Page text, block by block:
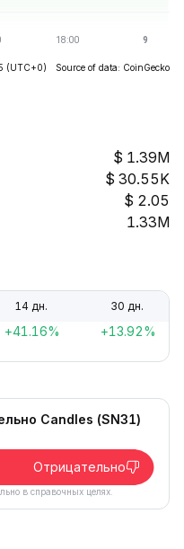
(UTC+0) Source of data: CoinGecko
1.39M
30.55K
2.05
1.33M
14 дн. 30 дн.
+41.16% +13.92%
Candles (SN31)
Отрицательно
в справочных целях.